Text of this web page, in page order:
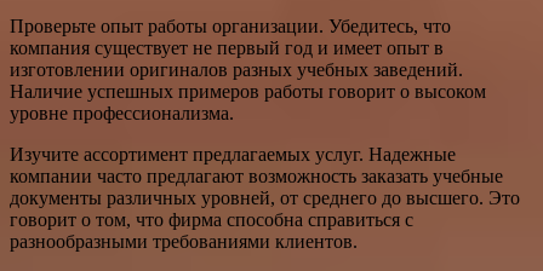
Проверьте опыт работы организации. Убедитесь, что
компания существует не первый год и имеет опыт в
изготовлении оригиналов разных учебных заведений.
Наличие успешных примеров работы говорит о высоком
уровне профессионализма.
Изучите ассортимент предлагаемых услуг. Надежные
компании часто предлагают возможность заказать учебные
документы различных уровней, от среднего до высшего. Это
говорит о том, что фирма способна справиться с
разнообразными требованиями клиентов.